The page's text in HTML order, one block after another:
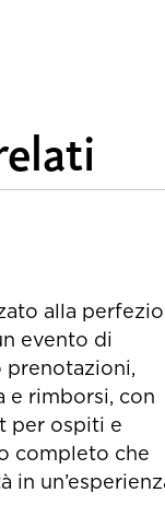
alla
evento di
prenotazioni,
e rimborsi, con
per ospiti e
completo che
in